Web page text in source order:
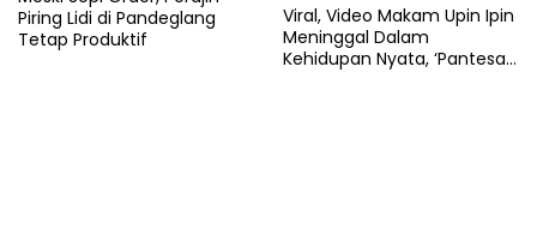
Piring Lidi di Pandeglang
Tetap Produktif
Viral, Video Makam Upin Ipin
Meninggal Dalam
Kehidupan Nyata, ‘Pantesan